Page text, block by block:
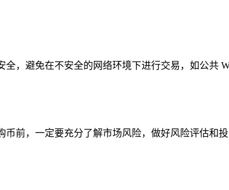
，避免在不安全的网络环境下进行交易，如公共
前，一定要充分了解市场风险，做好风险评估和